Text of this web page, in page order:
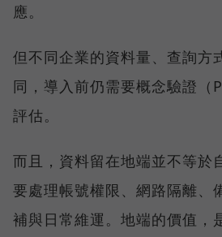
應。
但不同企業的資料量、查詢方
同，導入前仍需要概念驗證（
評估。
而且，資料留在地端並不等於
要處理帳號權限、網路隔離、
補與日常維運。地端的價值，